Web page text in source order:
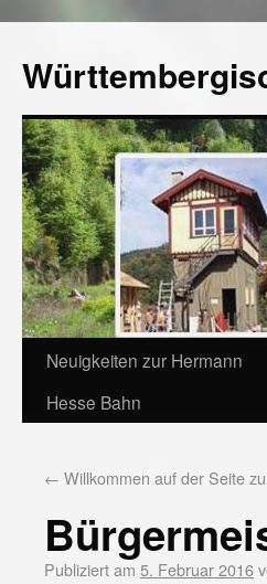
Neuigkeiten zur Hermann
Hesse Bahn
← Willkommen auf der Seite
Publiziert am 5. Februar 2016